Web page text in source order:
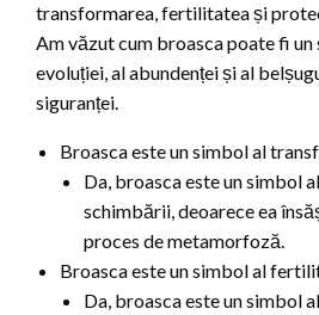
transformarea, fertilitatea și
Am văzut cum broasca poate fi
evoluției, al abundenței și al
siguranței.
Broasca este un simbol al
Da, broasca este un simbol
schimbării, deoarece ea
proces de metamorfoză.
Broasca este un simbol al
Da, broasca este un simbol